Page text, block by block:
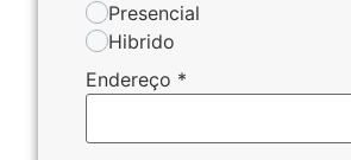
Presencial
Hibrido
Endereço *